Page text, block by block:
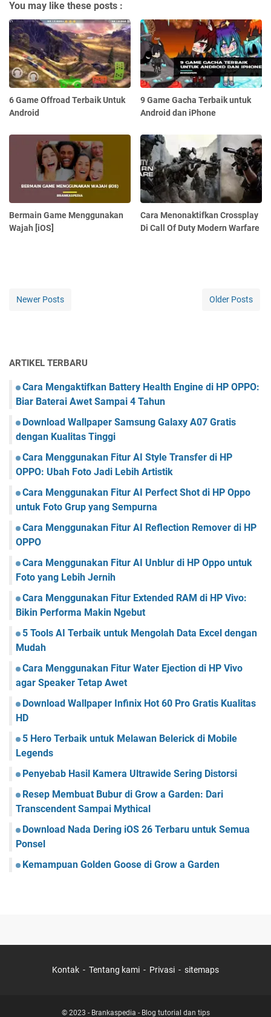
You may like these posts :
6 Game Offroad Terbaik Untuk
Android
9 Game Gacha Terbaik untuk
Android dan iPhone
Bermain Game Menggunakan
Wajah [iOS]
Cara Menonaktifkan Crossplay
Di Call Of Duty Modern Warfare
Newer Posts Older Posts
ARTIKEL TERBARU
Cara Mengaktifkan Battery Health Engine di HP OPPO:
Biar Baterai Awet Sampai 4 Tahun
Download Wallpaper Samsung Galaxy A07 Gratis
dengan Kualitas Tinggi
Cara Menggunakan Fitur AI Style Transfer di HP
OPPO: Ubah Foto Jadi Lebih Artistik
Cara Menggunakan Fitur AI Perfect Shot di HP Oppo
untuk Foto Grup yang Sempurna
Cara Menggunakan Fitur AI Reflection Remover di HP
OPPO
Cara Menggunakan Fitur AI Unblur di HP Oppo untuk
Foto yang Lebih Jernih
Cara Menggunakan Fitur Extended RAM di HP Vivo:
Bikin Performa Makin Ngebut
5 Tools AI Terbaik untuk Mengolah Data Excel dengan
Mudah
Cara Menggunakan Fitur Water Ejection di HP Vivo
agar Speaker Tetap Awet
Download Wallpaper Infinix Hot 60 Pro Gratis Kualitas
HD
5 Hero Terbaik untuk Melawan Belerick di Mobile
Legends
Penyebab Hasil Kamera Ultrawide Sering Distorsi
Resep Membuat Bubur di Grow a Garden: Dari
Transcendent Sampai Mythical
Download Nada Dering iOS 26 Terbaru untuk Semua
Ponsel
Kemampuan Golden Goose di Grow a Garden
Kontak Tentang kami Privasi sitemaps
© 2023 - Brankaspedia - Blog tutorial dan tips